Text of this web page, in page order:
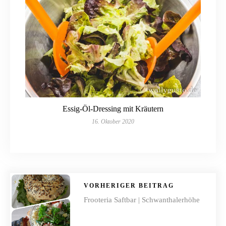
Essig-Öl-Dressing mit Kräutern
16. Oktober 2020
VORHERIGER BEITRAG
Frooteria Saftbar | Schwanthalerhöhe